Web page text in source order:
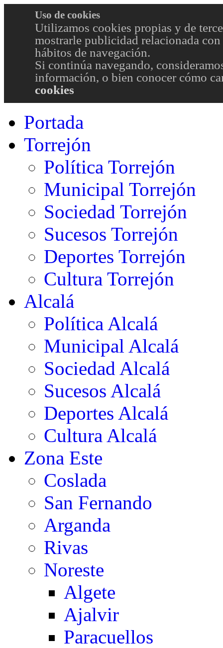
Uso de cookies
Utilizamos cookies propias y de
mostrarle publicidad relacionada
hábitos de navegación.
Si continúa navegando,
información, o bien conocer cómo
cookies
Portada
Torrejón
Política Torrejón
Municipal Torrejón
Sociedad Torrejón
Sucesos Torrejón
Deportes Torrejón
Cultura Torrejón
Alcalá
Política Alcalá
Municipal Alcalá
Sociedad Alcalá
Sucesos Alcalá
Deportes Alcalá
Cultura Alcalá
Zona Este
Coslada
San Fernando
Arganda
Rivas
Noreste
Algete
Ajalvir
Paracuellos